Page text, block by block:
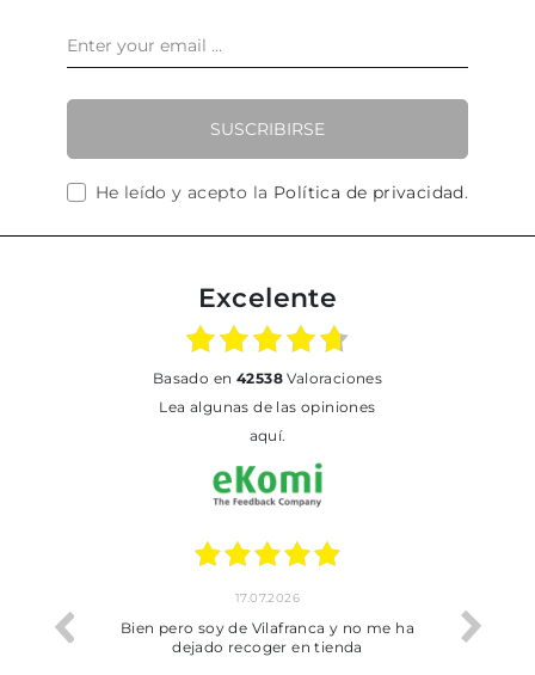
SUSCRIBIRSE
He leído y acepto la Política de privacidad.
Excelente
basado en 42538Valoraciones
Lea algunas de las opiniones
aquí.
trobat
17.07.2026
Bien pero soy de Vilafranca y no me ha
dejado recoger en tienda